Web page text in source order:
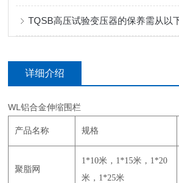
TQSB高压试验变压器的保养需从以
详细介绍
WL铝合金伸缩围栏
产品名称 规格
聚脂网
1*10米，1*15米，1*20
米，1*25米